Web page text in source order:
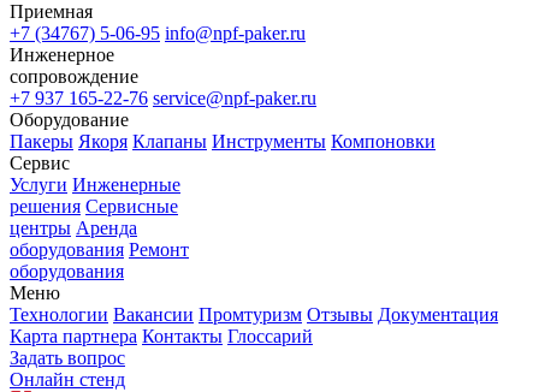
Приемная
+7 (34767) 5-06-95 info@npf-paker.ru
Инженерное
сопровождение
+7 937 165-22-76 service@npf-paker.ru
Оборудование
Пакеры Якоря Клапаны Инструменты Компоновки
Сервис
Услуги Инженерные
решения Сервисные
центры Аренда
оборудования Ремонт
оборудования
Меню
Технологии Вакансии Промтуризм Отзывы Документация
Карта партнера Контакты Глоссарий
Задать вопрос
Онлайн стенд